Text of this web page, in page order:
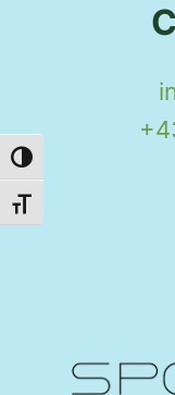
Toggle High Contrast
Toggle Font size